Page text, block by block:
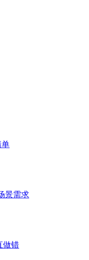
单
景需求
做错